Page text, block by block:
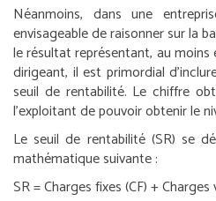
Néanmoins, dans une
envisageable de raisonner sur la
le résultat représentant, au
dirigeant, il est primordial
seuil de rentabilité. Le chiffre
l’exploitant de pouvoir obtenir le
Le seuil de rentabilité (SR) se
mathématique suivante :
SR = Charges fixes (CF) + Charges